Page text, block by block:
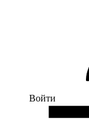
Войти